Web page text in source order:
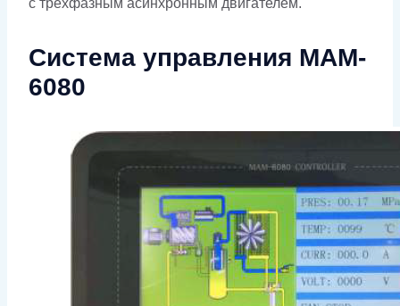
с трехфазным асинхронным двигателем.
Система управления MAM-
6080